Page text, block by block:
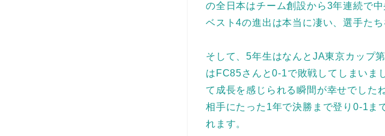
の全日本はチーム創設から3年連続で
ベスト4の進出は本当に凄い、選手た
そして、5年生はなんとJA東京カップ
はFC85さんと0-1で敗戦してしまいま
て成長を感じられる瞬間が幸せでした
相手にたった1年で決勝まで登り0-1ま
れます。